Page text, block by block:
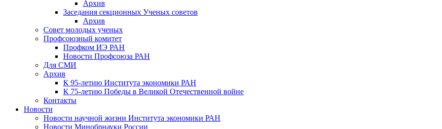
Архив
Заседания секционных Ученых советов
Архив
Совет молодых ученых
Профсоюзный комитет
Профком ИЭ РАН
Новости Профсоюза РАН
Для СМИ
Архив
К 95-летию Института экономики РАН
К 75-летию Победы в Великой Отечественной войне
Контакты
Новости
Новости научной жизни Института экономики РАН
Новости Минобрнауки России